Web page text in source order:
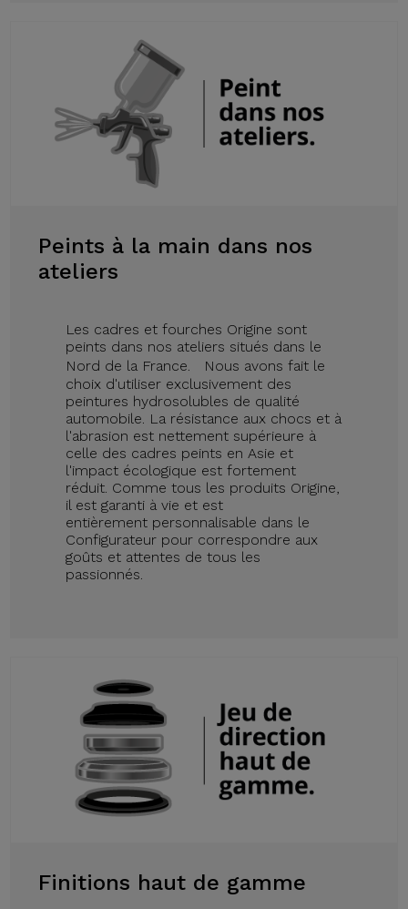
Peints à la main dans nos
ateliers
Les cadres et fourches Origine sont
peints dans nos ateliers situés dans le
Nord de la France. Nous avons fait le
choix d'utiliser exclusivement des
peintures hydrosolubles de qualité
automobile. La résistance aux chocs et à
l'abrasion est nettement supérieure à
celle des cadres peints en Asie et
l'impact écologique est fortement
réduit. Comme tous les produits Origine,
il est garanti à vie et est
entièrement personnalisable dans le
Configurateur pour correspondre aux
goûts et attentes de tous les
passionnés.
Finitions haut de gamme